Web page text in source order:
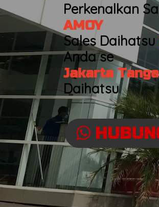
Perkenalkan
AMOY
Sales Daihatsu
Anda se
Jakarta
Daihatsu